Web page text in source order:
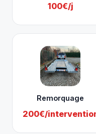
100€/j
Remorquage
200€/